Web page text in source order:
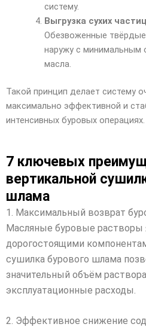
систему.
Выгрузка сухих частиц
Обезвоженные
наружу с минимальным
масла.
Такой принцип делает систему
максимально эффективной и
интенсивных буровых операциях.
7 ключевых
вертикальной
шлама
1. Максимальный возврат
Масляные буровые растворы
дорогостоящими
сушилка бурового шлама
значительный объём
эксплуатационные расходы.
2. Эффективное снижение